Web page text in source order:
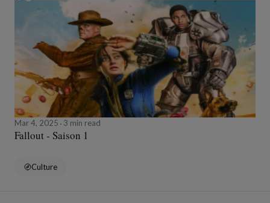
Mar 4, 2025 3 min read
Fallout - Saison 1
Culture